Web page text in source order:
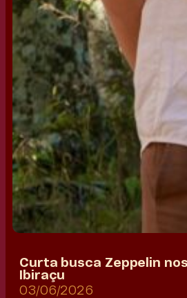
Curta busca Zeppelin
Ibiraçu
03/06/2026